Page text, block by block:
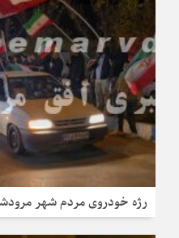
رژه خودروی مردم شهر